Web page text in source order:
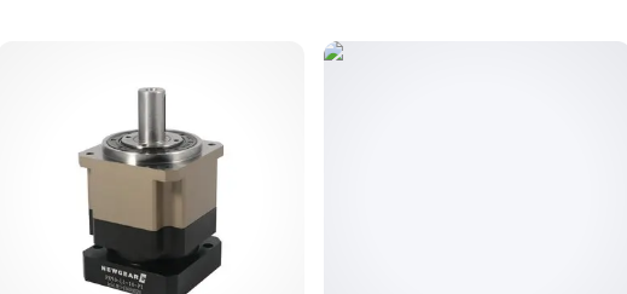
二、装夹偏差的隐患从顶尖研磨开始积累
很多师傅以为顶尖装上能用就行，其实从第一次研磨就决定了
锥面跳动超过0.005mm时，后续车削/磨削的误差会呈几何级
未做动平衡的顶尖在800rpm以上转速时，离心力会导致锥面
径向偏移